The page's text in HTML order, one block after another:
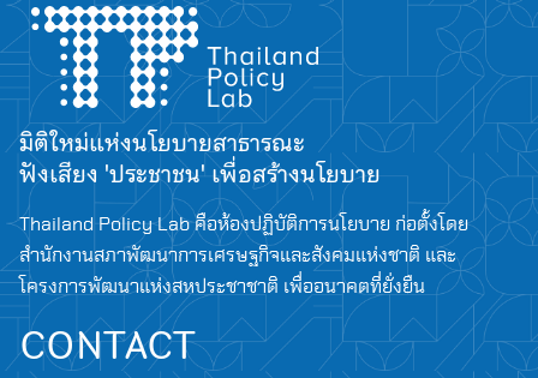
มิติใหม่แห่งนโยบายสาธารณะ
ฟังเสียง 'ประชาชน' เพื่อสร้างนโยบาย
Thailand Policy Lab คือห้องปฏิบัติการนโยบาย ก่อตั้งโดย
สำนักงานสภาพัฒนาการเศรษฐกิจและสังคมแห่งชาติ และ
โครงการพัฒนาแห่งสหประชาชาติ เพื่ออนาคตที่ยั่งยืน
CONTACT